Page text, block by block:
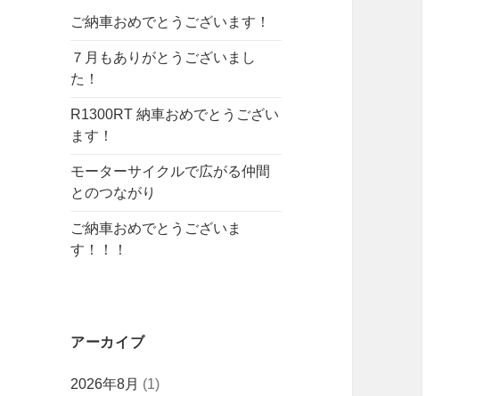
ご納車おめでとうございます！
７月もありがとうございまし
た！
R1300RT 納車おめでとうござい
ます！
モーターサイクルで広がる仲間
とのつながり
ご納車おめでとうございま
す！！！
アーカイブ
ア
2026年8月 (1)